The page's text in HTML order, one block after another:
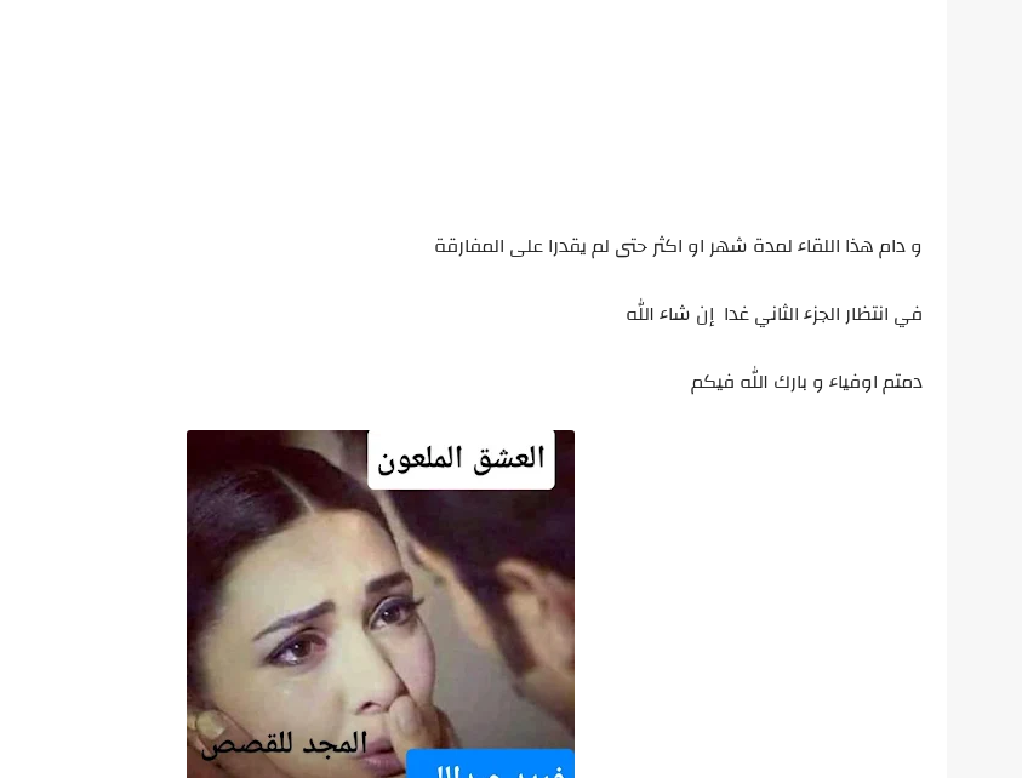
و دام هذا اللقاء لمدة شهر او اكثر حتى لم يقدرا على المفارقة
في انتظار الجزء الثاني غدا إن شاء الله
دمتم اوفياء و بارك الله فيكم